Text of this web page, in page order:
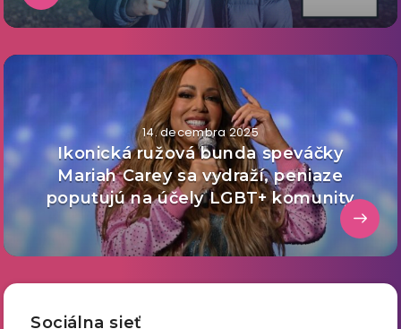
14. decembra 2025
Ikonická ružová bunda speváčky
Mariah Carey sa vydraží, peniaze
poputujú na účely LGBT+ komunity
Sociálna sieť